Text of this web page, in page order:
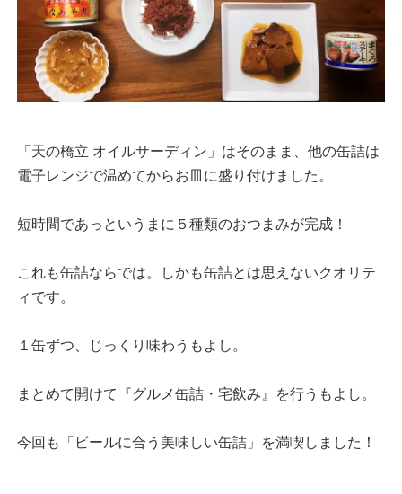
「天の橋立 オイルサーディン」はそのまま、他の缶詰は
電子レンジで温めてからお皿に盛り付けました。
短時間であっというまに５種類のおつまみが完成！
これも缶詰ならでは。しかも缶詰とは思えないクオリテ
ィです。
１缶ずつ、じっくり味わうもよし。
まとめて開けて『グルメ缶詰・宅飲み』を行うもよし。
今回も「ビールに合う美味しい缶詰」を満喫しました！